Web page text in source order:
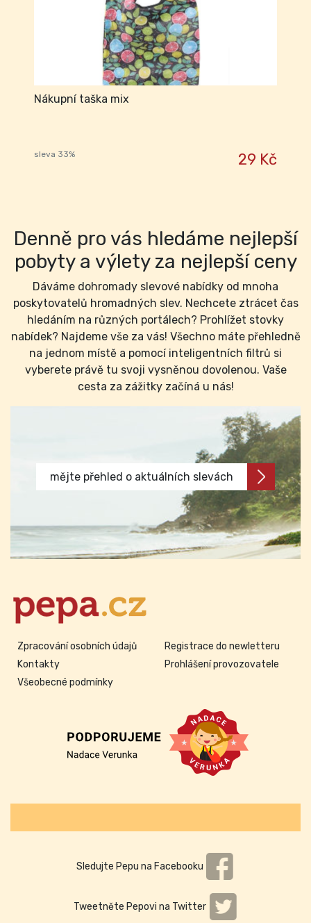
Nákupní taška mix
sleva 33% 29 Kč
Denně pro vás hledáme nejlepší
pobyty a výlety za nejlepší ceny
Dáváme dohromady slevové nabídky od mnoha
poskytovatelů hromadných slev. Nechcete ztrácet čas
hledáním na různých portálech? Prohlížet stovky
nabídek? Najdeme vše za vás! Všechno máte přehledně
na jednom místě a pomocí inteligentních filtrů si
vyberete právě tu svoji vysněnou dovolenou. Vaše
cesta za zážitky začíná u nás!
mějte přehled o aktuálních slevách
Zpracování osobních údajů
Kontakty
Všeobecné podmínky
Registrace do newletteru
Prohlášení provozovatele
Sledujte Pepu na Facebooku
Tweetněte Pepovi na Twitter